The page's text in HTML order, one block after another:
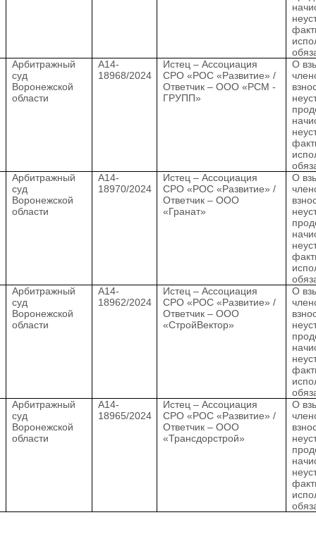
Арбитражный
суд
Воронежской
области
А14-
18968/2024
Истец – Ассоциация
СРО «РОС «Развитие» /
Ответчик – ООО «РСМ -
ГРУПП»
О
Арбитражный
суд
Воронежской
области
А14-
18970/2024
Истец – Ассоциация
СРО «РОС «Развитие» /
Ответчик – ООО
«Гранат»
О
Арбитражный
суд
Воронежской
области
А14-
18962/2024
Истец – Ассоциация
СРО «РОС «Развитие» /
Ответчик – ООО
«СтройВектор»
О
Арбитражный
суд
Воронежской
области
А14-
18965/2024
Истец – Ассоциация
СРО «РОС «Развитие» /
Ответчик – ООО
«Трансдорстрой»
О